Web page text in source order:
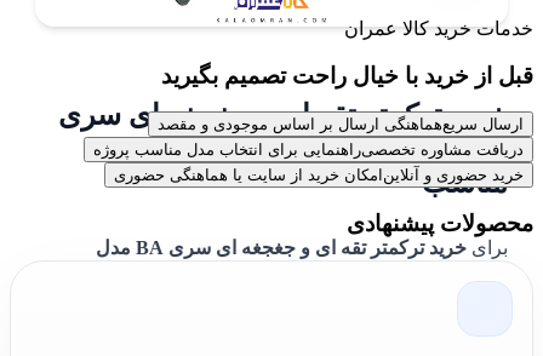
خرید ترکمتر تقه ای و جغجغه ای سری
BA مدل 7013110 هزبرن و قیمت
مناسب
برای
خرید ترکمتر تقه ای و جغجغه ای سری BA مدل
7013110 هزبرن
مراجعه کنید. این محصول
خدمات خرید کالا عمران
قبل از خرید با خیال راحت تصمیم بگیرید
ارسال سریعهماهنگی ارسال بر اساس موجودی و مقصد
دریافت مشاوره تخصصیراهنمایی برای انتخاب مدل مناسب پروژه
خرید حضوری و آنلاین امکان خرید از سایت یا هماهنگی حضوری
محصولات پیشنهادی